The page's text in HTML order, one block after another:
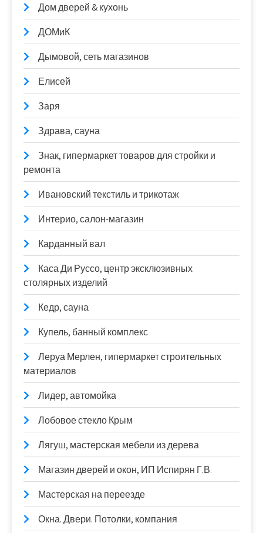
Дом дверей & кухонь
ДОМиК
Дымовой, сеть магазинов
Елисей
Заря
Здрава, сауна
Знак, гипермаркет товаров для стройки и
ремонта
Ивановский текстиль и трикотаж
Интерио, салон-магазин
Карданный вал
Каса Ди Руссо, центр эксклюзивных
столярных изделий
Кедр, сауна
Купель, банный комплекс
Леруа Мерлен, гипермаркет строительных
материалов
Лидер, автомойка
Лобовое стекло Крым
Лягуш, мастерская мебели из дерева
Магазин дверей и окон, ИП Испирян Г.В.
Мастерская на переезде
Окна. Двери. Потолки, компания